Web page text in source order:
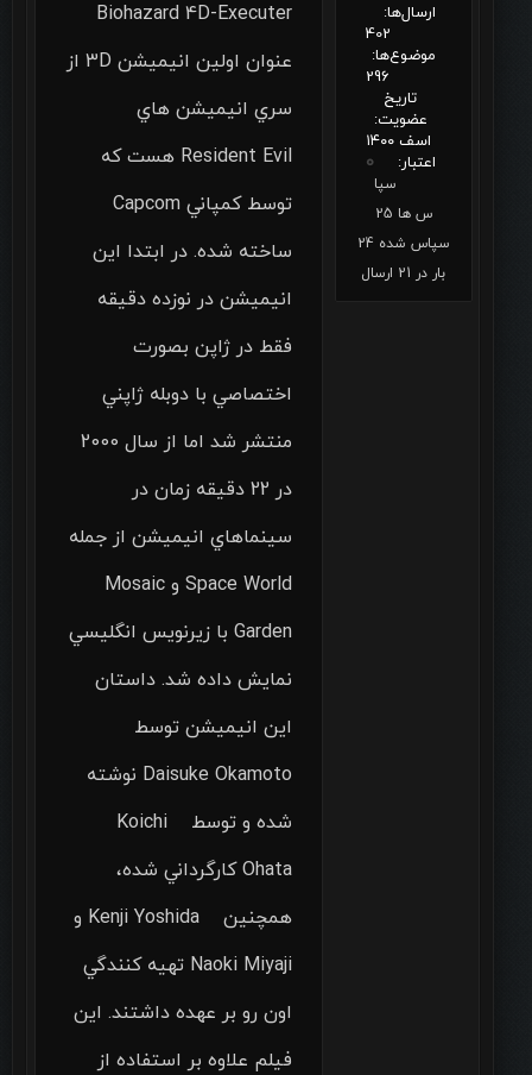
ارسال‌ها:
402
موضوع‌ها:
296
تاریخ
عضویت:
اسف ۱۴۰۰
اعتبار:
0
سپا
س ها 25
سپاس شده 24
بار در 21 ارسال
Biohazard 4D-Executer
عنوان اولين انيميشن 3D از
سري انيميشن هاي
Resident Evil هست كه
توسط كمپاني Capcom
ساخته شده. در ابتدا اين
انيميشن در نوزده دقيقه
فقط در ژاپن بصورت
اختصاصي با دوبله ژاپني
منتشر شد اما از سال 2000
در 22 دقيقه زمان در
سينماهاي انيميشن از جمله
Space World و Mosaic
Garden با زيرنويس انگليسي
نمايش داده شد. داستان
اين انيميشن توسط
Daisuke Okamoto نوشته
شده و توسط Koichi
Ohata كارگرداني شده،
همچنين Kenji Yoshida و
Naoki Miyaji تهيه كنندگي
اون رو بر عهده داشتند. اين
فيلم علاوه بر استفاده از